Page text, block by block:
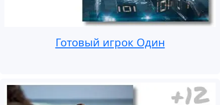
Готовый игрок Один